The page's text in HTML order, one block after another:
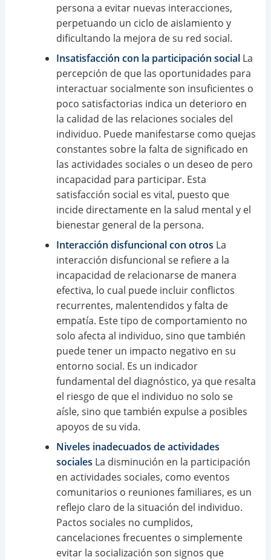
persona a evitar nuevas interacciones,
perpetuando un ciclo de aislamiento y
dificultando la mejora de su red social.
Insatisfacción con la participación socialLa
percepción de que las oportunidades para
interactuar socialmente son insuficientes o
poco satisfactorias indica un deterioro en
la calidad de las relaciones sociales del
individuo. Puede manifestarse como quejas
constantes sobre la falta de significado en
las actividades sociales o un deseo de pero
incapacidad para participar. Esta
satisfacción social es vital, puesto que
incide directamente en la salud mental y el
bienestar general de la persona.
Interacción disfuncional con otros La
interacción disfuncional se refiere a la
incapacidad de relacionarse de manera
efectiva, lo cual puede incluir conflictos
recurrentes, malentendidos y falta de
empatía. Este tipo de comportamiento no
solo afecta al individuo, sino que también
puede tener un impacto negativo en su
entorno social. Es un indicador
fundamental del diagnóstico, ya que resalta
el riesgo de que el individuo no solo se
aísle, sino que también expulse a posibles
apoyos de su vida.
Niveles inadecuados de actividades
sociales La disminución en la participación
en actividades sociales, como eventos
comunitarios o reuniones familiares, es un
reflejo claro de la situación del individuo.
Pactos sociales no cumplidos,
cancelaciones frecuentes o simplemente
evitar la socialización son signos que